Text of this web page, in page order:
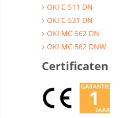
OKI C 511 DN
OKI C 531 DN
OKI MC 562 DN
OKI MC 562 DNW
Certificaten